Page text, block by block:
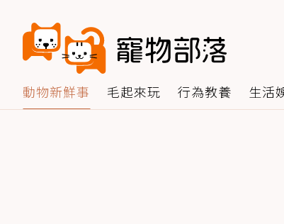
動物新鮮事 毛起來玩 行為教養 生活